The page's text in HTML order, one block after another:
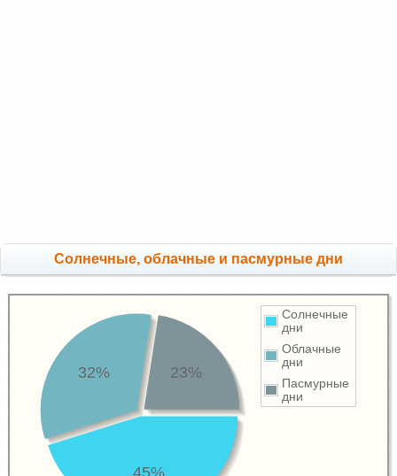
Cолнечные, облачные и пасмурные дни
Солнечные
дни
Облачные
дни
Пасмурные
дни
45%
32% 23%